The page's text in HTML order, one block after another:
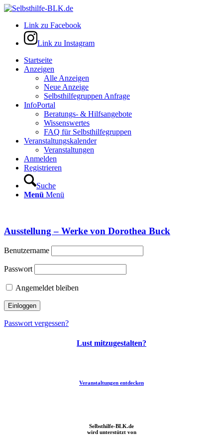
Link zu Facebook
Link zu Instagram
Startseite
Anzeigen
Alle Anzeigen
Neue Anzeige
Selbsthilfegruppen Anfrage
InfoPortal
Beratungs- & Hilfsangebote
Wissenswertes
FAQ für Selbsthilfegruppen
Veranstaltungskalender
Veranstaltungen
Anmelden
Registrieren
Suche
Menü Menü
Ausstellung – Werke von Dorothea Buck
Benutzername
Passwort
Angemeldet bleiben
Passwort vergessen?
Lust mitzugestalten?
Veranstaltungen entdecken
Selbsthilfe-BLK.de
wird unterstützt von